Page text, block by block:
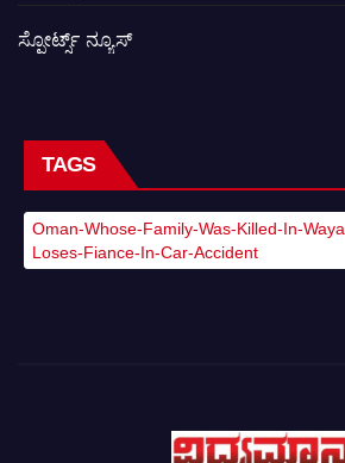
ಸ್ಪೋರ್ಟ್ಸ್ ನ್ಯೂಸ್
TAGS
Oman-Whose-Family-Was-Killed-In-
Loses-Fiance-In-Car-Accident